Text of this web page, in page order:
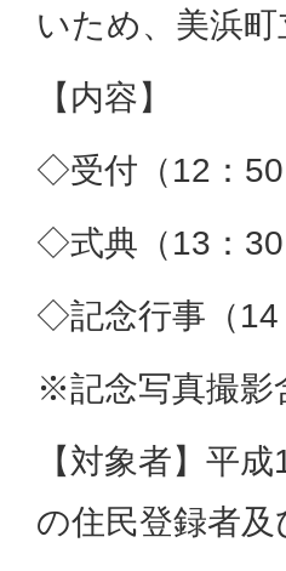
いため、美浜
【内容】
◇受付（12：50
◇式典（13：30
◇記念行事（
※記念写真撮影
【対象者】平
の住民登録者